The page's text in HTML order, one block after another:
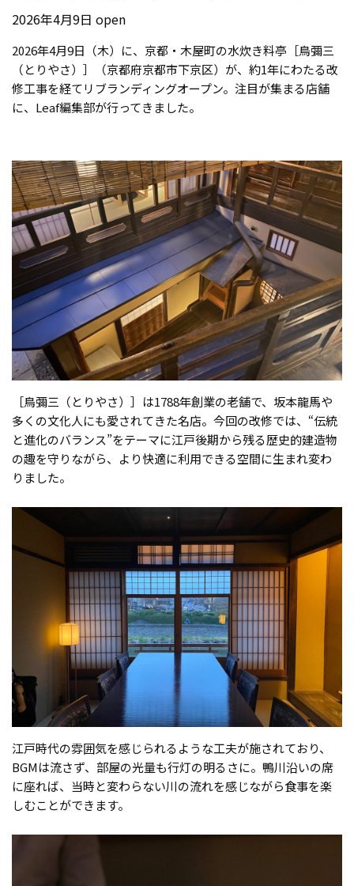
2026年4月9日 open
2026年4月9日（木）に、京都・木屋町の水炊き料亭［鳥彌三
（とりやさ）］（京都府京都市下京区）が、約1年にわたる改
修工事を経てリブランディングオープン。注目が集まる店舗
に、Leaf編集部が行ってきました。
［鳥彌三（とりやさ）］は1788年創業の老舗で、坂本龍馬や
多くの文化人にも愛されてきた名店。今回の改修では、“伝統
と進化のバランス”をテーマに江戸後期から残る歴史的建造物
の趣を守りながら、より快適に利用できる空間に生まれ変わ
りました。
江戸時代の雰囲気を感じられるような工夫が施されており、
BGMは流さず、部屋の光量も行灯の明るさに。鴨川沿いの席
に座れば、当時と変わらない川の流れを感じながら食事を楽
しむことができます。